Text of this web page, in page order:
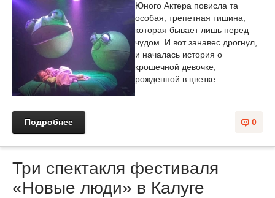
Юного Актера повисла та
особая, трепетная тишина,
которая бывает лишь перед
чудом. И вот занавес дрогнул,
и началась история о
крошечной девочке,
рожденной в цветке.
0
Подробнее
Три спектакля фестиваля
«Новые люди» в Калуге